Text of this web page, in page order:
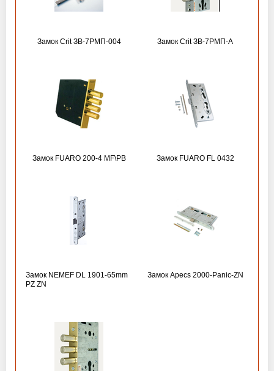
Замок Crit ЗВ-7РМП-004 Замок Crit ЗВ-7РМП-А
Замок FUARO 200-4 MF\РВ Замок FUARO FL 0432
Замок NEMEF DL 1901-65mm
PZ ZN
Замок Apecs 2000-Panic-ZN